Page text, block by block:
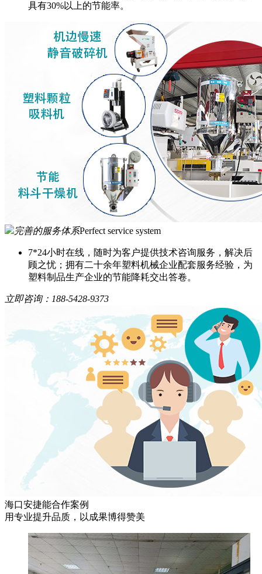
具有30%以上的节能率。
完善的服务体系Perfect service system
7*24小时在线，随时为客户提供技术咨询服务，解决后
顾之忧；拥有二十余年塑料机械企业配套服务经验，为
塑料制品生产企业的节能降耗交出答卷。
立即咨询： 188-5428-9373
海口安捷能合作案例
用专业提升品质，以成果博得赞美